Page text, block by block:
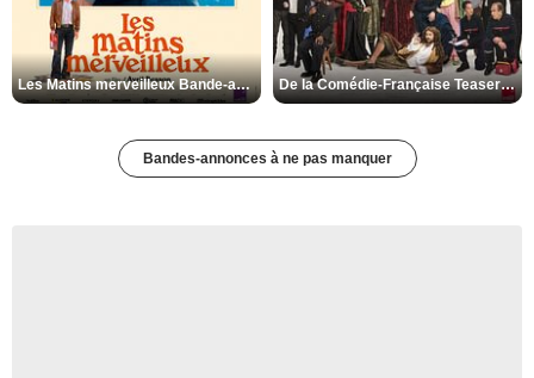
Les Matins merveilleux Bande-annonce VF De la Comédie-Française Teaser VF
Bandes-annonces à ne pas manquer